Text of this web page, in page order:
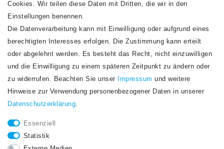
Newsletter
Honig
Hiermit bestätige ich, dass ich dieDaten­schutz­erklärunggelesen habe. Meine
STAY CONNECTED.
Cookies. Wir teilen diese Daten mit Dritten, die wir in den
Einstellungen benennen.
Die Datenverarbeitung kann mit Einwilligung oder aufgrund eines
berechtigten Interesses erfolgen. Die Zustimmung kann erteilt
oder abgelehnt werden. Es besteht das Recht, nicht einzuwilligen
und die Einwilligung zu einem späteren Zeitpunkt zu ändern oder
zu widerrufen. Beachten Sie unser
Impressum und weitere
Hinweise zur Verwendung personenbezogener Daten in unserer
Daten­schutz­erklärung.
Essenziell
Statistik